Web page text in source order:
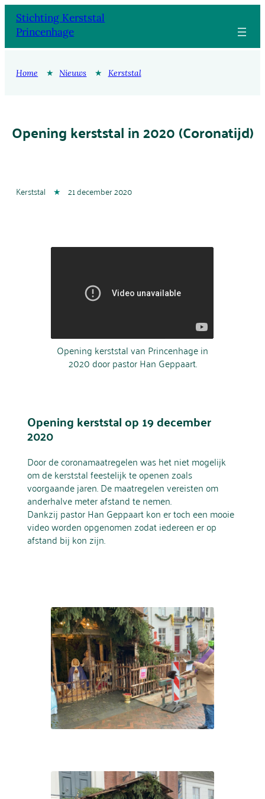
Ga
naar
inhoud
Stichting Kerststal
Princenhage
Home ★ Nieuws ★ Kerststal
Opening kerststal in 2020 (Coronatijd)
Kerststal ★ 21 december 2020
Opening kerststal van Princenhage in
2020 door pastor Han Geppaart.
Opening kerststal op 19 december
2020
Door de coronamaatregelen was het niet mogelijk
om de kerststal feestelijk te openen zoals
voorgaande jaren. De maatregelen vereisten om
anderhalve meter afstand te nemen.
Dankzij pastor Han Geppaart kon er toch een mooie
video worden opgenomen zodat iedereen er op
afstand bij kon zijn.